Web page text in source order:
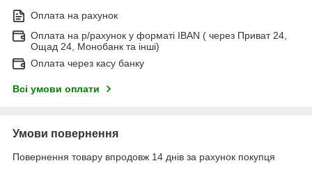
Оплата на рахунок
Оплата на р/рахунок у форматі IBAN ( через Приват 24,
Ощад 24, Монобанк та інші)
Оплата через касу банку
Всі умови оплати
Умови повернення
Повернення товару впродовж 14 днів за рахунок покупця